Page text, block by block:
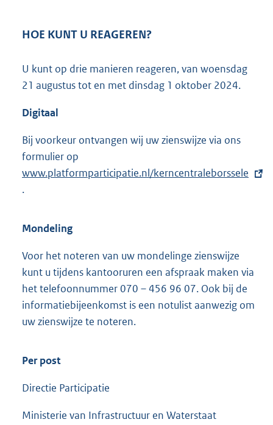
e
i
n
:
HOE KUNT U REAGEREN?
U kunt op drie manieren reageren, van woensdag
21 augustus tot en met dinsdag 1 oktober 2024.
Digitaal
Bij voorkeur ontvangen wij uw zienswijze via ons
formulier op
x
e
l
i
n
k
www.platformparticipatie.nl/kerncentraleborssele
.
Mondeling
Voor het noteren van uw mondelinge zienswijze
kunt u tijdens kantooruren een afspraak maken via
het telefoonnummer 070 – 456 96 07. Ook bij de
informatiebijeenkomst is een notulist aanwezig om
uw zienswijze te noteren.
Per post
Directie Participatie
Ministerie van Infrastructuur en Waterstaat